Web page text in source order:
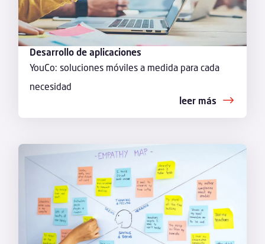
Desarrollo de aplicaciones
YouCo: soluciones móviles a medida para cada
necesidad
leer más